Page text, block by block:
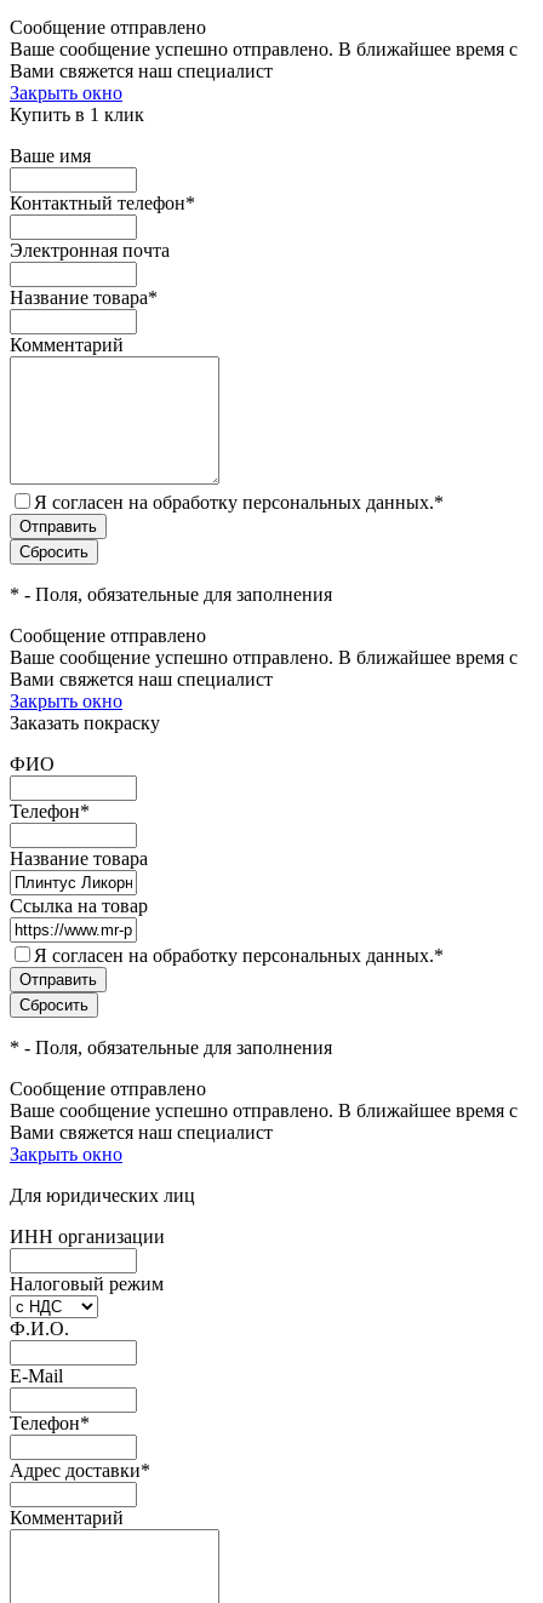
Сообщение отправлено
Ваше сообщение успешно отправлено. В ближайшее время с
Вами свяжется наш специалист
Закрыть окно
Купить в 1 клик
Ваше имя
Контактный телефон*
Электронная почта
Название товара*
Комментарий
Я согласен на обработку персональных данных.*
* - Поля, обязательные для заполнения
Сообщение отправлено
Ваше сообщение успешно отправлено. В ближайшее время с
Вами свяжется наш специалист
Закрыть окно
Заказать покраску
ФИО
Телефон*
Название товара
Ссылка на товар
Я согласен на обработку персональных данных.*
* - Поля, обязательные для заполнения
Сообщение отправлено
Ваше сообщение успешно отправлено. В ближайшее время с
Вами свяжется наш специалист
Закрыть окно
Для юридических лиц
ИНН организации
Налоговый режим
Ф.И.О.
E-Mail
Телефон*
Адрес доставки*
Комментарий